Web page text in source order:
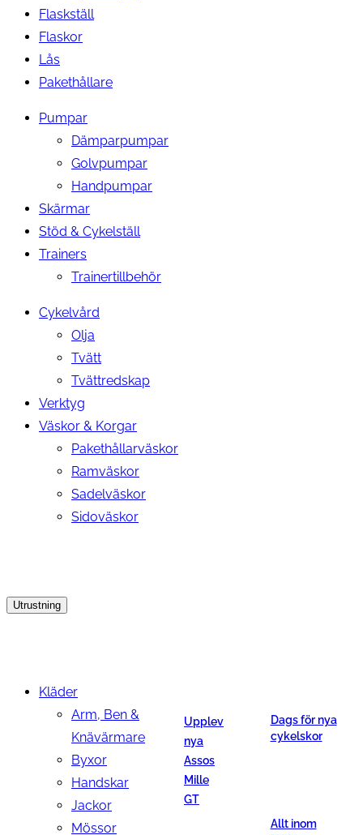
Flaskställ
Flaskor
Lås
Pakethållare
Pumpar
Dämparpumpar
Golvpumpar
Handpumpar
Skärmar
Stöd & Cykelställ
Trainers
Trainertillbehör
Cykelvård
Olja
Tvätt
Tvättredskap
Verktyg
Väskor & Korgar
Pakethållarväskor
Ramväskor
Sadelväskor
Sidoväskor
Utrustning
Kläder
Arm, Ben &
Knävärmare
Byxor
Handskar
Jackor
Mössor
Upplev
nya
Assos
Mille
GT
Dags för nya
cykelskor
Allt inom